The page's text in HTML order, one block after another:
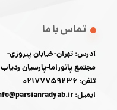
تماس با ما
آدرس: تهران-خیابان پیروزی-
مجتمع پانوراما-پارسیان ردیاب
تلفن: 02177759236
ایمیل: info@parsianradyab.ir